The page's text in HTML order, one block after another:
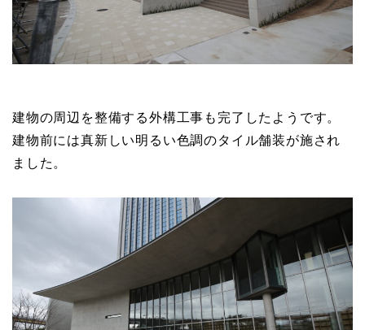
建物の周辺を整備する外構工事も完了したようです。
建物前には真新しい明るい色調のタイル舗装が施され
ました。